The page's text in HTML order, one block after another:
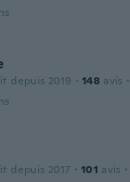
depuis 2019 · 148 avis ·
depuis 2017 · 101 avis ·